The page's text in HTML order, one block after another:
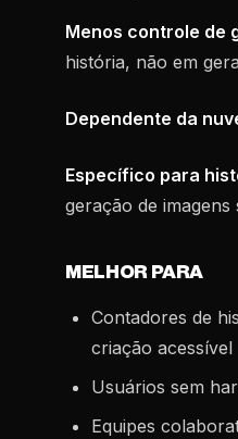
Menos controle de
história, não em
Dependente da
Específico para
geração de imagens
MELHOR PARA
Contadores de
criação acessível
Usuários sem
Equipes